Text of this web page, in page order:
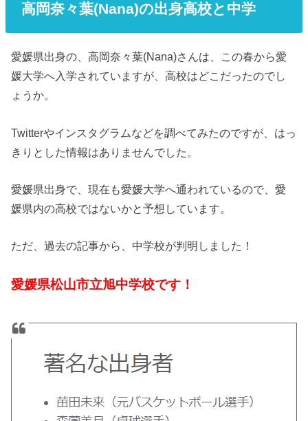
高岡奈々葉(Nana)の出身高校と中学
愛媛県出身の、高岡奈々葉(Nana)さんは、この春から愛
媛大学へ入学されていますが、高校はどこだったのでし
ょうか。
Twitterやインスタグラムなどを調べてみたのですが、はっ
きりとした情報はありませんでした。
愛媛県出身で、現在も愛媛大学へ通われているので、愛
媛県内の高校ではないかと予想しています。
ただ、過去の記事から、中学校が判明しました！
愛媛県松山市立旭中学校です！